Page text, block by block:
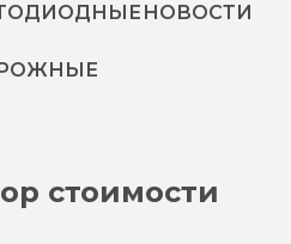
НОВОСТИ
стоимости